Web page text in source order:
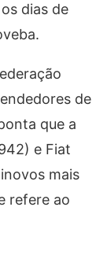
dias de
de
que a
e Fiat
mais
refere ao